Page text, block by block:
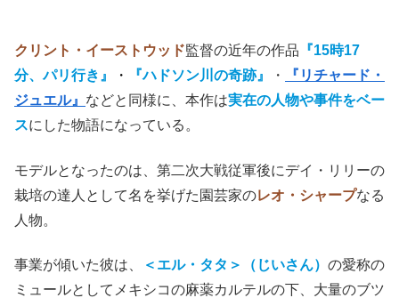
クリント・イーストウッド監督の近年の作品 『15時17
分、パリ行き』
・ 『ハドソン川の奇跡』 ・
『リチャード・
ジュエル』 などと同様に、本作は実在の人物や事件をベー
スにした物語になっている。
モデルとなったのは、第二次大戦従軍後にデイ・リリーの
栽培の達人として名を挙げた園芸家のレオ・シャープなる
人物。
事業が傾いた彼は、 ＜エル・タタ＞（じいさん） の愛称の
ミュールとしてメキシコの麻薬カルテルの下、大量のブツ